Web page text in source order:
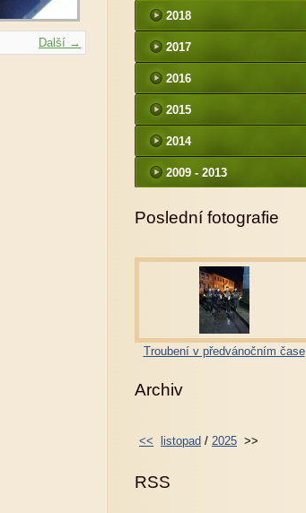
Další →
2018
2017
2016
2015
2014
2009 - 2013
Poslední fotografie
Troubení v předvánočním čase
Archiv
<< listopad / 2025 >>
RSS